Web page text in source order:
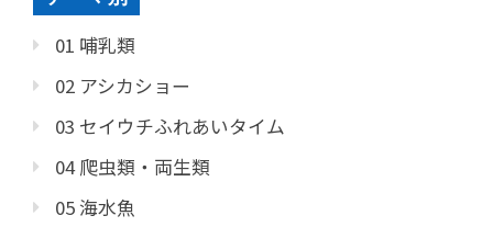
01 哺乳類
02 アシカショー
03 セイウチふれあいタイム
04 爬虫類・両生類
05 海水魚